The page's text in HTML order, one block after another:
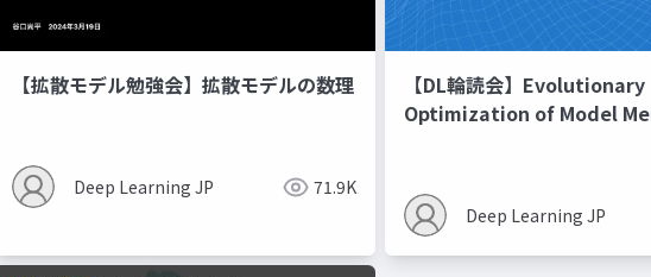
【拡散モデル勉強会】拡散モデルの数理
Deep Learning JP 71.9K
【DL輪読会】Evolutionary
Optimization of Model
Deep Learning JP